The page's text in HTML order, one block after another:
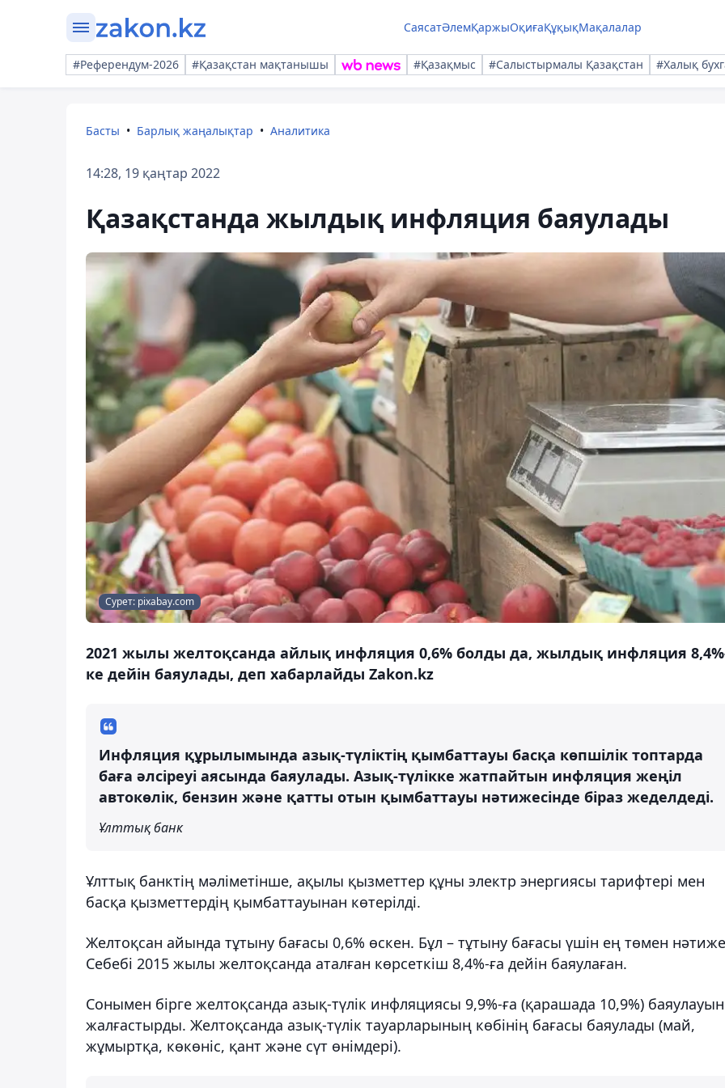
СаясатӘлемҚаржыОқиғаҚұқықМақалалар
#Референдум-2026 #Қазақстан мақтанышы #Қазақмыс #Салыстырмалы Қазақстан #Халық
Басты Барлық жаңалықтар Аналитика
14:28, 19 қаңтар 2022
Қазақстанда жылдық инфляция баяулады
Сурет: pixabay.com
2021 жылы желтоқсанда айлық инфляция 0,6% болды да, жылдық инфляция
ке дейін баяулады, деп хабарлайды Zakon.kz
Инфляция құрылымында азық-түліктің қымбаттауы басқа көпшілік топтарда
баға әлсіреуі аясында баяулады. Азық-түлікке жатпайтын инфляция жеңіл
автокөлік, бензин және қатты отын қымбаттауы нәтижесінде біраз жеделдеді.
Ұлттық банк
Ұлттық банктің мәліметінше, ақылы қызметтер құны электр энергиясы тарифтері мен
басқа қызметтердің қымбаттауынан көтерілді.
Желтоқсан айында тұтыну бағасы 0,6% өскен. Бұл – тұтыну бағасы үшін ең төмен
Себебі 2015 жылы желтоқсанда аталған көрсеткіш 8,4%-ға дейін баяулаған.
Сонымен бірге желтоқсанда азық-түлік инфляциясы 9,9%-ға (қарашада 10,9%) баяулауын
жалғастырды. Желтоқсанда азық-түлік тауарларының көбінің бағасы баяулады (май,
жұмыртқа, көкөніс, қант және сүт өнімдері).